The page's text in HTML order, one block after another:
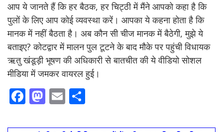
आप ये जानते हैं कि हर बैठक, हर चिट्ठी में मैंने आपको कहा है कि
पुलों के लिए आप कोई व्यवस्था करें। आपका ये कहना होता है कि
मानक में नहीं बैठता है। अब कौन सी चीज मानक में बैठेगी, मुझे ये
बताइए? कोटद्वार में मालन पुल टूटने के बाद मौके पर पहुंची विधायक
ऋतु खंडूड़ी भूषण की अधिकारी से बातचीत की ये वीडियो सोशल
मीडिया में जमकर वायरल हुई।
F M E